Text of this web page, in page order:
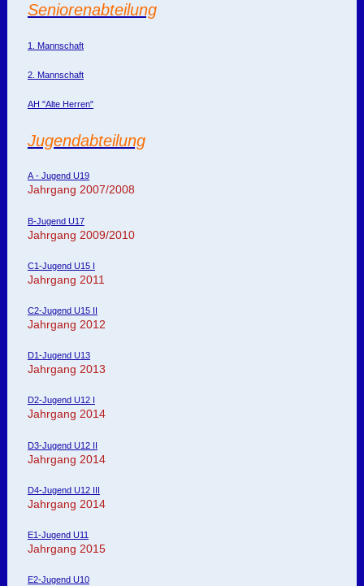
Seniorenabteilung
1. Mannschaft
2. Mannschaft
AH "Alte Herren"
Jugendabteilung
A - Jugend U19
Jahrgang 2007/2008
B-Jugend U17
Jahrgang 2009/2010
C1-Jugend U15 I
Jahrgang 2011
C2-Jugend U15 II
Jahrgang 2012
D1-Jugend U13
Jahrgang 2013
D2-Jugend U12 I
Jahrgang 2014
D3-Jugend U12 II
Jahrgang 2014
D4-Jugend U12 III
Jahrgang 2014
E1-Jugend U11
Jahrgang 2015
E2-Jugend U10